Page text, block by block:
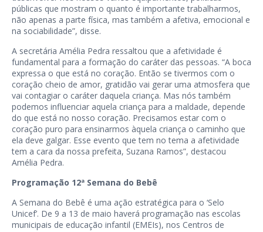
públicas que mostram o quanto é importante trabalharmos,
não apenas a parte física, mas também a afetiva, emocional e
na sociabilidade”, disse.
A secretária Amélia Pedra ressaltou que a afetividade é
fundamental para a formação do caráter das pessoas. “A boca
expressa o que está no coração. Então se tivermos com o
coração cheio de amor, gratidão vai gerar uma atmosfera que
vai contagiar o caráter daquela criança. Mas nós também
podemos influenciar aquela criança para a maldade, depende
do que está no nosso coração. Precisamos estar com o
coração puro para ensinarmos àquela criança o caminho que
ela deve galgar. Esse evento que tem no tema a afetividade
tem a cara da nossa prefeita, Suzana Ramos”, destacou
Amélia Pedra.
Programação 12ª Semana do Bebê
A Semana do Bebê é uma ação estratégica para o ‘Selo
Unicef’. De 9 a 13 de maio haverá programação nas escolas
municipais de educação infantil (EMEIs), nos Centros de